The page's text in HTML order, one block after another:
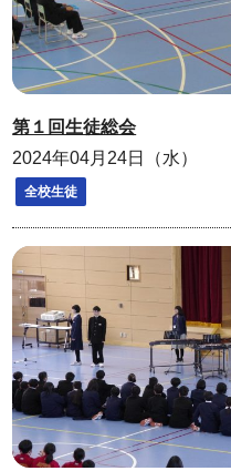
第１回生徒総会
2024年04月24日（水）
全校生徒